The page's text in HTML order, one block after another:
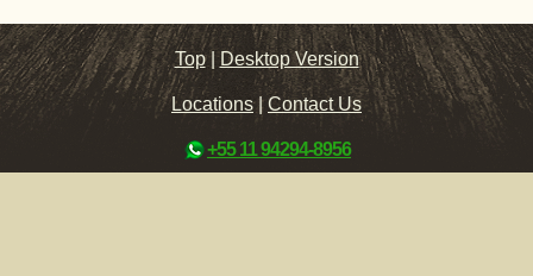
Top |Desktop Version
Locations|Contact Us
+55 11 94294-8956